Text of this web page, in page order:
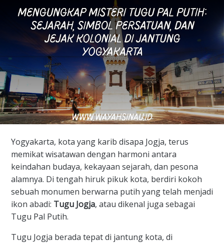
​Yogyakarta, kota yang karib disapa Jogja, terus
memikat wisatawan dengan harmoni antara
keindahan budaya, kekayaan sejarah, dan pesona
alamnya. Di tengah hiruk pikuk kota, berdiri kokoh
sebuah monumen berwarna putih yang telah menjadi
ikon abadi: Tugu Jogja, atau dikenal juga sebagai
Tugu Pal Putih.
​Tugu Jogja berada tepat di jantung kota, di